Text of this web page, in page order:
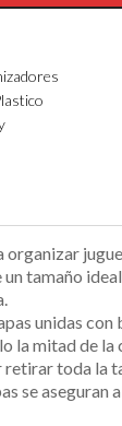
organizar
tamaño
unidas con
la mitad de la
toda la
se aseguran